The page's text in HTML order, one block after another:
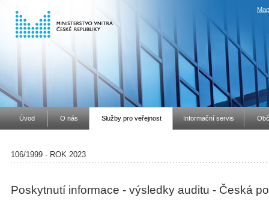
Úvod O nás Služby pro veřejnost Informační servis
106/1999 - ROK 2023
Poskytnutí informace - výsledky auditu - Česká